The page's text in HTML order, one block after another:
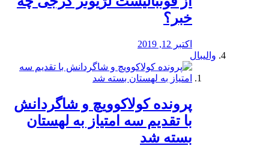
خبر؟
اکتبر 12, 2019
والیبال
پرونده کولاکوویچ و شاگردانش
با تقدیم سه امتیاز به لهستان
بسته شد